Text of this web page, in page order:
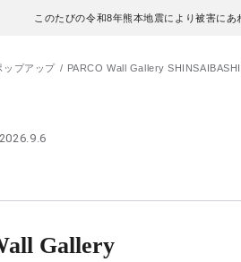
このたびの令和8年熊本地震により被害に
ップアップ PARCO Wall Gallery
Gallery